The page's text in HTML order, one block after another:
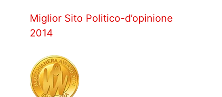
Miglior Sito Politico-d’opinione
2014